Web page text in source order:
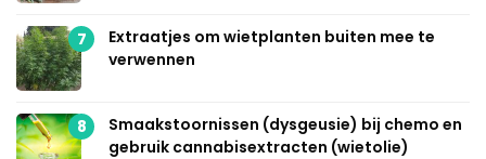
7
Extraatjes om wietplanten buiten mee te
verwennen
8
Smaakstoornissen (dysgeusie) bij chemo en
gebruik cannabisextracten (wietolie)